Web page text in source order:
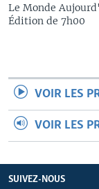
Le Monde
Édition de 7h00
VOIR LES
VOIR LES
SUIVEZ-NOUS